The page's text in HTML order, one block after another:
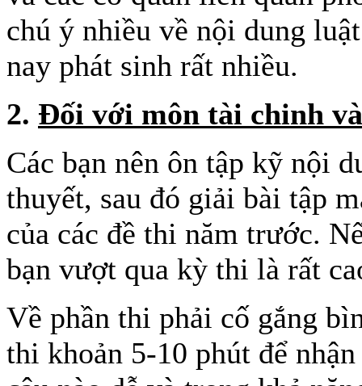
chú ý nhiều về nội dung
nay phát sinh rất nhiều.
2. Đối với môn tài chinh
Các bạn nên ôn tập kỹ nội
thuyết, sau đó giải bài tập
của các đề thi năm trước.
bạn vượt qua kỳ thi là rất
Về phần thi phải cố gắng
thi khoản 5-10 phút để